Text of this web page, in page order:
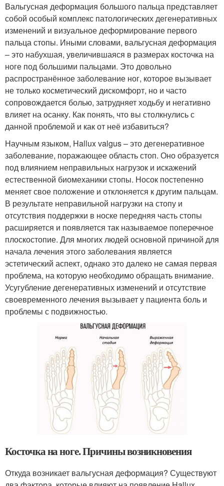
Вальгусная деформация большого пальца представляет
собой особый комплекс патологических дегенеративных
изменений и визуальное деформирование первого
пальца стопы. Иными словами, вальгусная деформация
– это набухшая, увеличившаяся в размерах косточка на
ноге под большими пальцами. Это довольно
распространённое заболевание ног, которое вызывает
не только косметический дискомфорт, но и часто
сопровождается болью, затрудняет ходьбу и негативно
влияет на осанку. Как понять, что вы столкнулись с
данной проблемой и как от неё избавиться?
Научным языком, Hallux valgus – это дегенеративное
заболевание, поражающее область стоп. Оно образуется
под влиянием неправильных нагрузок и искажений
естественной биомеханики стопы. Носок постепенно
меняет свое положение и отклоняется к другим пальцам.
В результате неправильной нагрузки на стопу и
отсутствия поддержки в носке передняя часть стопы
расширяется и появляется так называемое поперечное
плоскостопие. Для многих людей основной причиной для
начала лечения этого заболевания является
эстетический аспект, однако это далеко не самая первая
проблема, на которую необходимо обращать внимание.
Усугубление дегенеративных изменений и отсутствие
своевременного лечения вызывает у пациента боль и
проблемы с подвижностью.
Косточка на ноге. Причины возникновения
Откуда возникает вальгусная деформация? Существуют